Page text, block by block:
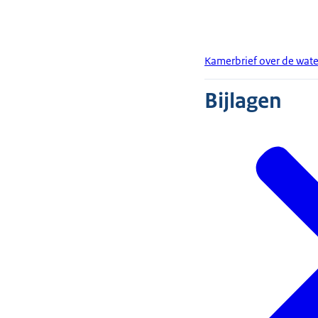
Kamerbrief over de
Bijlagen